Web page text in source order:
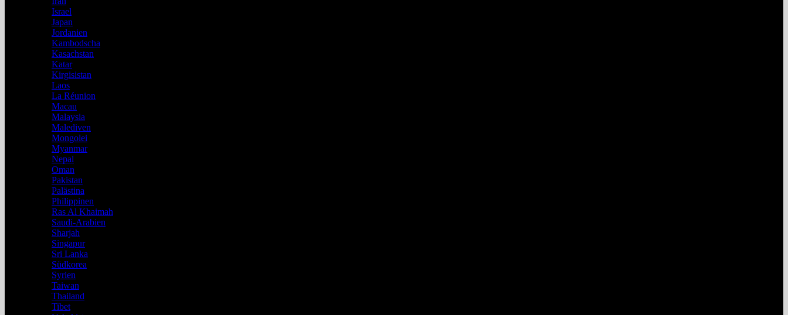
Israel
Japan
Jordanien
Kambodscha
Kasachstan
Katar
Kirgisistan
Laos
La Réunion
Macau
Malaysia
Malediven
Mongolei
Myanmar
Nepal
Oman
Pakistan
Palästina
Philippinen
Ras Al Khaimah
Saudi-Arabien
Sharjah
Singapur
Sri Lanka
Südkorea
Syrien
Taiwan
Thailand
Tibet